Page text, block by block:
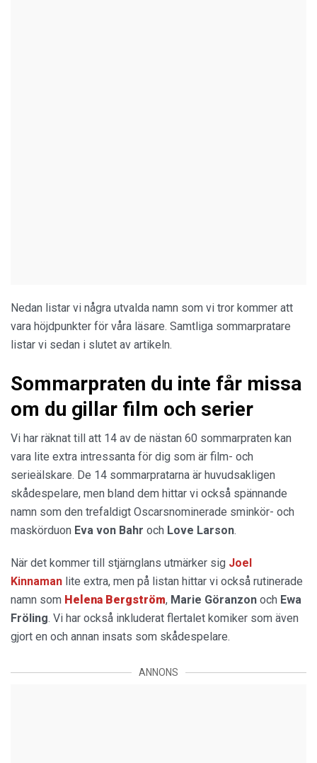
Nedan listar vi några utvalda namn som vi tror kommer att
vara höjdpunkter för våra läsare. Samtliga sommarpratare
listar vi sedan i slutet av artikeln.
Sommarpraten du inte får missa
om du gillar film och serier
Vi har räknat till att 14 av de nästan 60 sommarpraten kan
vara lite extra intressanta för dig som är film- och
serieälskare. De 14 sommarpratarna är huvudsakligen
skådespelare, men bland dem hittar vi också spännande
namn som den trefaldigt Oscarsnominerade sminkör- och
maskörduon Eva von Bahr och Love Larson.
När det kommer till stjärnglans utmärker sig Joel
Kinnaman lite extra, men på listan hittar vi också rutinerade
namn som Helena Bergström, Marie Göranzon och Ewa
Fröling. Vi har också inkluderat flertalet komiker som även
gjort en och annan insats som skådespelare.
ANNONS